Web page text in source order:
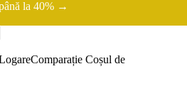
la 40% →
Comparație Coșul de